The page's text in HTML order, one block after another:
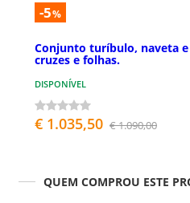
-5%
Conjunto turíbulo, naveta
cruzes e folhas.
DISPONÍVEL
€ 1.035,50 € 1.090,00
QUEM COMPROU ESTE